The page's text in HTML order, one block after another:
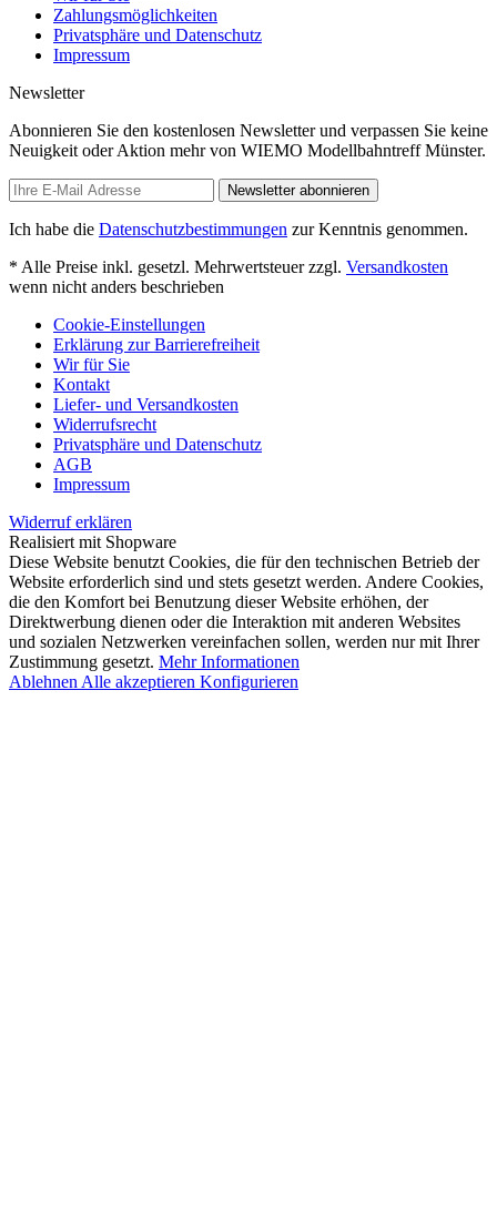
Zahlungsmöglichkeiten
Privatsphäre und Datenschutz
Impressum
Newsletter
Abonnieren Sie den kostenlosen Newsletter und verpassen Sie keine
Neuigkeit oder Aktion mehr von WIEMO Modellbahntreff Münster.
Newsletter abonnieren
Ich habe die Datenschutzbestimmungen zur Kenntnis genommen.
* Alle Preise inkl. gesetzl. Mehrwertsteuer zzgl. Versandkosten
wenn nicht anders beschrieben
Cookie-Einstellungen
Erklärung zur Barrierefreiheit
Wir für Sie
Kontakt
Liefer- und Versandkosten
Widerrufsrecht
Privatsphäre und Datenschutz
AGB
Impressum
Widerruf erklären
Realisiert mit Shopware
Diese Website benutzt Cookies, die für den technischen Betrieb der
Website erforderlich sind und stets gesetzt werden. Andere Cookies,
die den Komfort bei Benutzung dieser Website erhöhen, der
Direktwerbung dienen oder die Interaktion mit anderen Websites
und sozialen Netzwerken vereinfachen sollen, werden nur mit Ihrer
Zustimmung gesetzt. Mehr Informationen
Ablehnen Alle akzeptieren Konfigurieren